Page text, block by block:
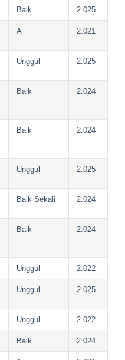
Baik 2.025
A 2.021
Unggul 2.025
Baik 2.024
Baik 2.024
Unggul 2.025
Baik Sekali 2.024
Baik 2.024
Unggul 2.022
Unggul 2.025
Unggul 2.022
Baik 2.024